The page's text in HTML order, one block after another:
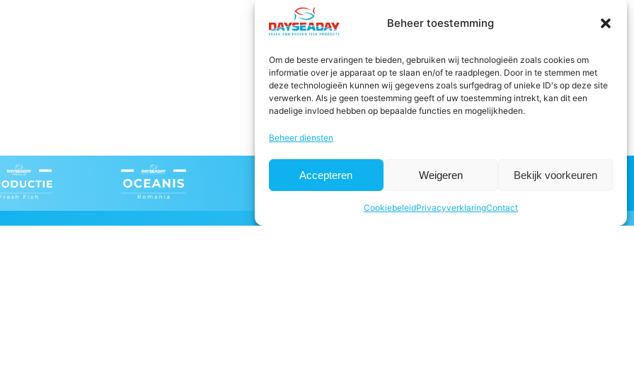
Beheer toestemming
Om de beste ervaringen te bieden, gebruiken wij technologieën zoals cookies om
informatie over je apparaat op te slaan en/of te raadplegen. Door in te stemmen met
deze technologieën kunnen wij gegevens zoals surfgedrag of unieke ID's op deze site
verwerken. Als je geen toestemming geeft of uw toestemming intrekt, kan dit een
nadelige invloed hebben op bepaalde functies en mogelijkheden.
Beheer diensten
Accepteren Weigeren Bekijk voorkeuren
CookiebeleidPrivacyverklaringContact